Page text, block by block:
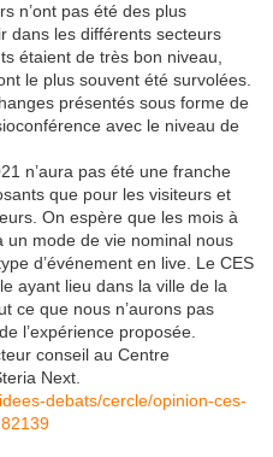
n’ont pas été des plus
dans les différents secteurs
étaient de très bon niveau,
le plus souvent été survolées.
présentés sous forme de
avec le niveau de
n’aura pas été une franche
que pour les visiteurs et
On espère que les mois à
mode de vie nominal nous
d’événement en live. Le CES
ayant lieu dans la ville de la
ce que nous n’aurons pas
l’expérience proposée.
conseil au Centre
Next.
debats/cercle/opinion-ces-